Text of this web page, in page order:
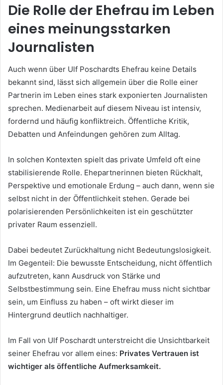
Die Rolle der Ehefrau im Leben
eines meinungsstarken
Journalisten
Auch wenn über Ulf Poschardts Ehefrau keine Details
bekannt sind, lässt sich allgemein über die Rolle einer
Partnerin im Leben eines stark exponierten Journalisten
sprechen. Medienarbeit auf diesem Niveau ist intensiv,
fordernd und häufig konfliktreich. Öffentliche Kritik,
Debatten und Anfeindungen gehören zum Alltag.
In solchen Kontexten spielt das private Umfeld oft eine
stabilisierende Rolle. Ehepartnerinnen bieten Rückhalt,
Perspektive und emotionale Erdung – auch dann, wenn sie
selbst nicht in der Öffentlichkeit stehen. Gerade bei
polarisierenden Persönlichkeiten ist ein geschützter
privater Raum essenziell.
Dabei bedeutet Zurückhaltung nicht Bedeutungslosigkeit.
Im Gegenteil: Die bewusste Entscheidung, nicht öffentlich
aufzutreten, kann Ausdruck von Stärke und
Selbstbestimmung sein. Eine Ehefrau muss nicht sichtbar
sein, um Einfluss zu haben – oft wirkt dieser im
Hintergrund deutlich nachhaltiger.
Im Fall von Ulf Poschardt unterstreicht die Unsichtbarkeit
seiner Ehefrau vor allem eines: Privates Vertrauen ist
wichtiger als öffentliche Aufmerksamkeit.